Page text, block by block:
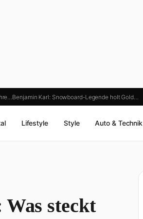
Benjamin Karl: Snowboard-Legende holt Gold…
Lifestyle Style Auto & Technik
steckt